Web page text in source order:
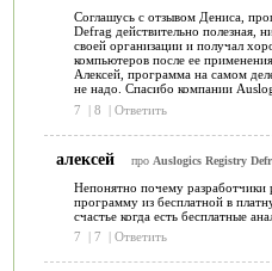
Соглашусь с отзывом Дениса,
Defrag действительно полезная,
своей организации и получал
компьютеров после ее применения.
Алексей, программа на самом
не надо. Спасибо компании
7
| 8 | Ответить
алексей про Auslogics Registry
Непонятно почему разработчики
программу из бесплатной в
счастье когда есть бесплатные
7
7 Ответить